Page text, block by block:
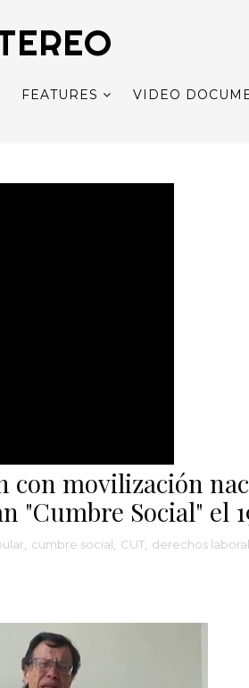
FEATURES VIDEO
con movilización
"Cumbre Social" el
cumbre social CUT derechos